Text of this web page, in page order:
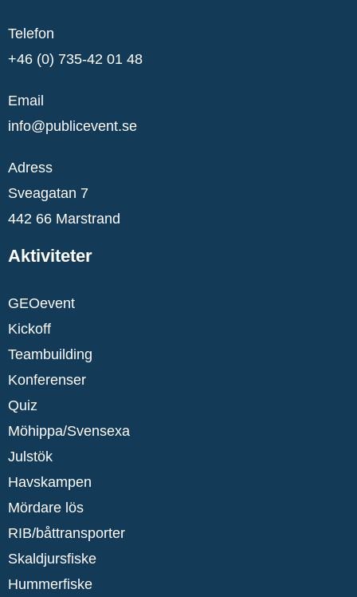
Telefon
+46 (0) 735-42 01 48
Email
info@publicevent.se
Adress
Sveagatan 7
442 66 Marstrand
Aktiviteter
GEOevent
Kickoff
Teambuilding
Konferenser
Quiz
Möhippa/Svensexa
Julstök
Havskampen
Mördare lös
RIB/båttransporter
Skaldjursfiske
Hummerfiske